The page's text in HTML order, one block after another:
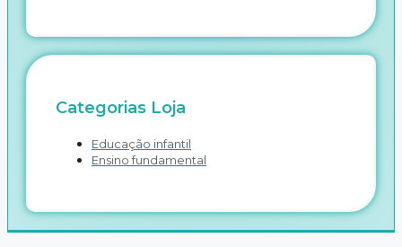
Categorias Loja
Educação infantil
Ensino fundamental